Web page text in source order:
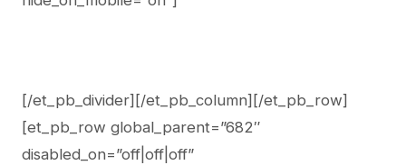
[/et_pb_divider][/et_pb_column][/et_pb_row]
[et_pb_row global_parent=”682″
disabled_on=”off|off|off”